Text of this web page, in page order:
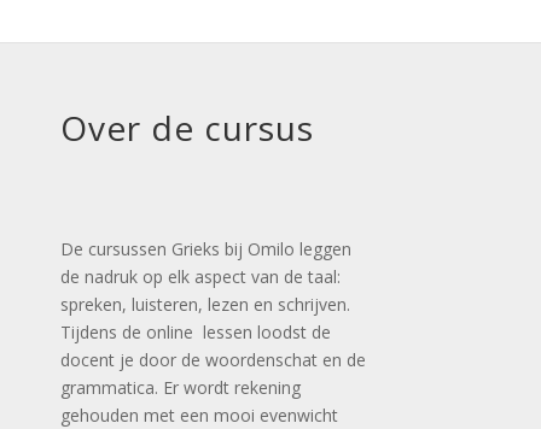
Over de cursus
De cursussen Grieks bij Omilo leggen
de nadruk op elk aspect van de taal:
spreken, luisteren, lezen en schrijven.
Tijdens de online lessen loodst de
docent je door de woordenschat en de
grammatica. Er wordt rekening
gehouden met een mooi evenwicht